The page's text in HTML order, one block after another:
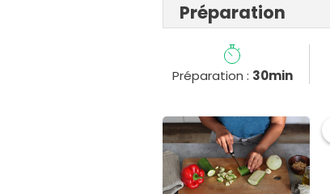
Préparation
Préparation : 30min